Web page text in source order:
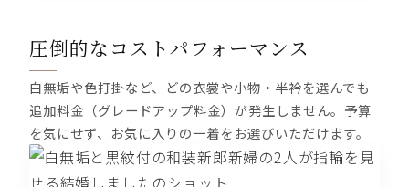
圧倒的なコストパフォーマンス
白無垢や色打掛など、どの衣裳や小物・半衿を選んでも
追加料金（グレードアップ料金）が発生しません。予算
を気にせず、お気に入りの一着をお選びいただけます。